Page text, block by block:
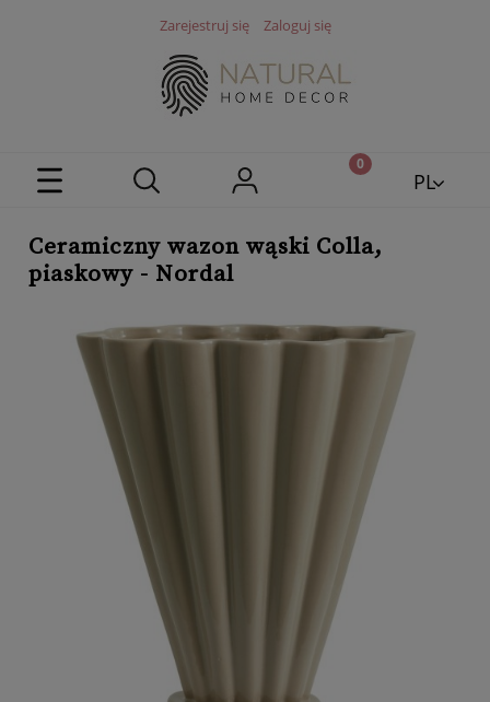
Zarejestruj się Zaloguj się
PL
Ceramiczny wazon wąski Colla,
piaskowy - Nordal